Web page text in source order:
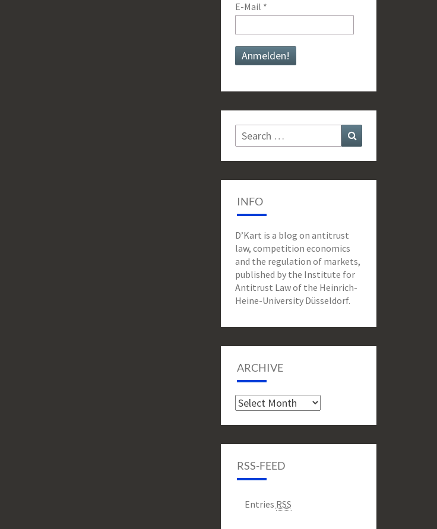
E-Mail *
Search
for:
INFO
D’Kart is a blog on antitrust
law, competition economics
and the regulation of markets,
published by the Institute for
Antitrust Law of the Heinrich-
Heine-University Düsseldorf.
ARCHIVE
Archive
RSS-FEED
Entries RSS